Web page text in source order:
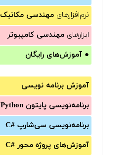
نرم‌افزارهای مهندسی مکانیک
ابزارهای مهندسی کامپیوتر
● آموزش‌های رایگان
آموزش برنامه نویسی
برنامه‌نویسی پایتون Python
برنامه‌‌نویسی سی‌شارپ C#‎
آموزش‌های پروژه محور #C